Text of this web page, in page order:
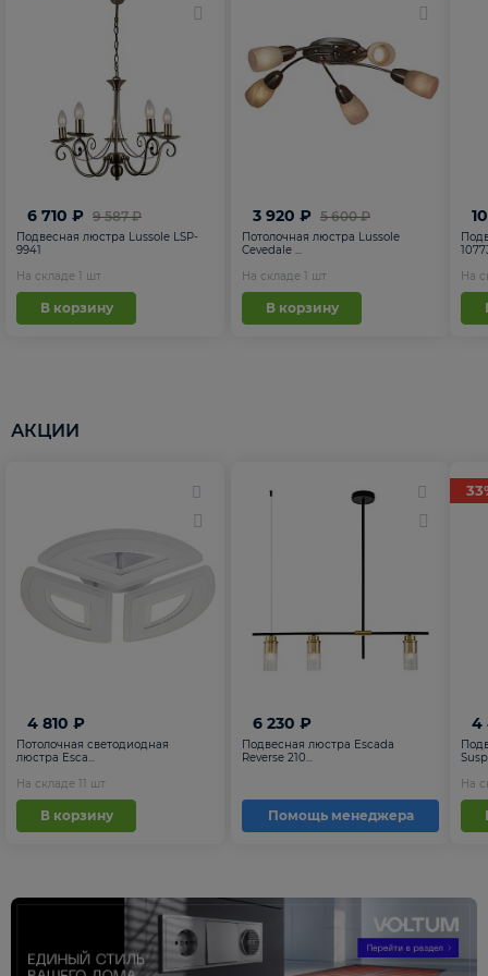
9 587 ₽
6 710 ₽
Подвесная люстра Lussole LSP-
9941
На складе 1 шт
В корзину
5 600 ₽
3 920 ₽
Потолочная люстра Lussole
Cevedale ...
На складе 1 шт
В корзину
На
АКЦИИ
4 810 ₽
Потолочная светодиодная
люстра Esca...
На складе 11 шт
В корзину
6 230 ₽
Подвесная люстра Escada
Reverse 210...
Помощь менеджера
4
На